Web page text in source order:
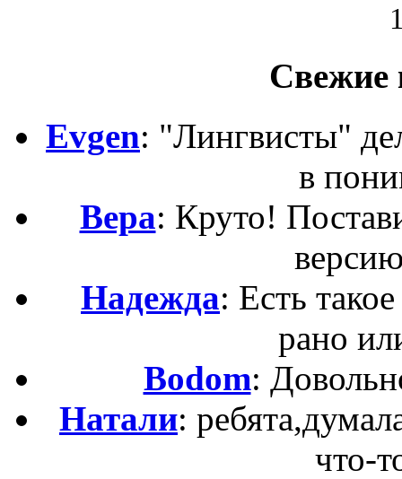
Свежие
Evgen: "Лингвисты"
в
Вера: Круто!
Надежда: Есть
рано
Bodom:
Натали:
что-